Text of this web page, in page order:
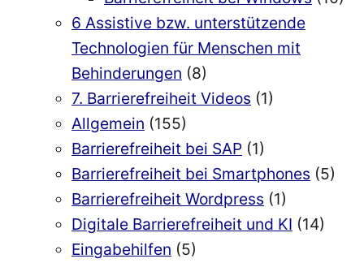
6 Assistive bzw. unterstützende
Technologien für Menschen mit
Behinderungen (8)
7. Barrierefreiheit Videos (1)
Allgemein (155)
Barrierefreiheit bei SAP (1)
Barrierefreiheit bei Smartphones (5)
Barrierefreiheit Wordpress (1)
Digitale Barrierefreiheit und KI (14)
Eingabehilfen (5)